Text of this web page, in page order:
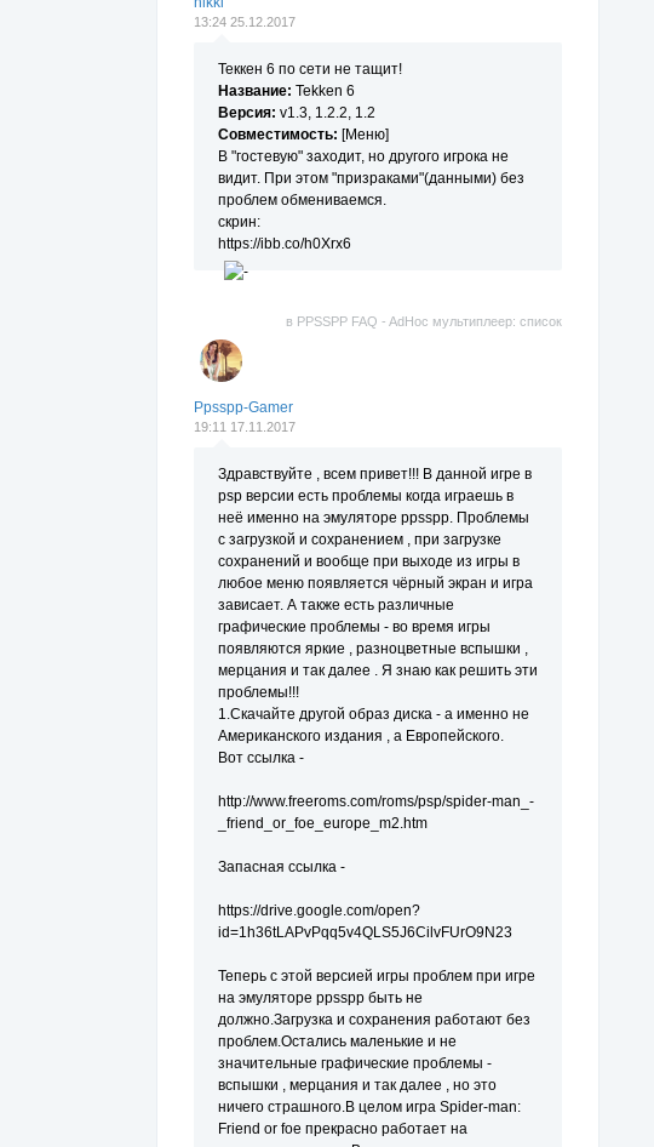
13:24 25.12.2017
Теккен 6 по сети не тащит!
Название: Tekken 6
Версия: v1.3, 1.2.2, 1.2
Совместимость: [Меню]
В "гостевую" заходит, но другого игрока не
видит. При этом "призраками"(данными) без
проблем обмениваемся.
скрин:
https://ibb.co/h0Xrx6
в PPSSPP FAQ - AdHoc мультиплеер: список
Ppsspp-Gamer
19:11 17.11.2017
Здравствуйте , всем привет!!! В данной игре в
psp версии есть проблемы когда играешь в
неё именно на эмуляторе ppsspp. Проблемы
с загрузкой и сохранением , при загрузке
сохранений и вообще при выходе из игры в
любое меню появляется чёрный экран и игра
зависает. А также есть различные
графические проблемы - во время игры
появляются яркие , разноцветные вспышки ,
мерцания и так далее . Я знаю как решить эти
проблемы!!!
1.Скачайте другой образ диска - а именно не
Американского издания , а Европейского.
Вот ссылка -
http://www.freeroms.com/roms/psp/spider-man_-
_friend_or_foe_europe_m2.htm
Запасная ссылка -
https://drive.google.com/open?
id=1h36tLAPvPqq5v4QLS5J6CilvFUrO9N23
Теперь с этой версией игры проблем при игре
на эмуляторе ppsspp быть не
должно.Загрузка и сохранения работают без
проблем.Остались маленькие и не
значительные графические проблемы -
вспышки , мерцания и так далее , но это
ничего страшного.В целом игра Spider-man:
Friend or foe прекрасно работает на